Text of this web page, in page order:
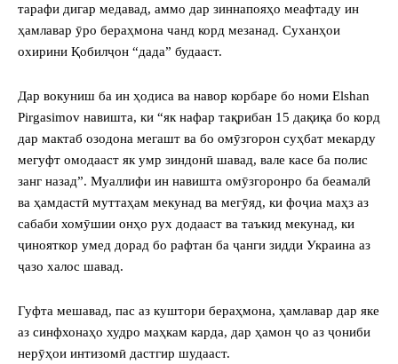
тарафи дигар медавад, аммо дар зиннапояҳо меафтаду ин
ҳамлавар ӯро бераҳмона чанд корд мезанад. Суханҳои
охирини Қобилҷон “дада” будааст.
Дар вокуниш ба ин ҳодиса ва навор корбаре бо номи Elshan
Pirgasimov навишта, ки “як нафар тақрибан 15 дақиқа бо корд
дар мактаб озодона мегашт ва бо омӯзгорон суҳбат мекарду
мегуфт омодааст як умр зиндонӣ шавад, вале касе ба полис
занг назад”. Муаллифи ин навишта омӯзгоронро ба беамалӣ
ва ҳамдастӣ муттаҳам мекунад ва мегӯяд, ки фоҷиа маҳз аз
сабаби хомӯшии онҳо рух додааст ва таъкид мекунад, ки
ҷинояткор умед дорад бо рафтан ба ҷанги зидди Украина аз
ҷазо халос шавад.
Гуфта мешавад, пас аз куштори бераҳмона, ҳамлавар дар яке
аз синфхонаҳо худро маҳкам карда, дар ҳамон ҷо аз ҷониби
нерӯҳои интизомӣ дастгир шудааст.